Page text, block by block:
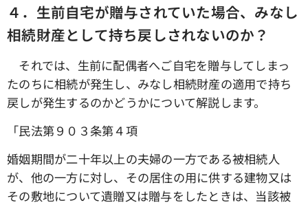
４．生前自宅が贈与されていた場合、みなし
相続財産として持ち戻しされないのか？
それでは、生前に配偶者へご自宅を贈与してしまっ
たのちに相続が発生し、みなし相続財産の適用で持ち
戻しが発生するのかどうかについて解説します。
「民法第９０３条第４項
婚姻期間が二十年以上の夫婦の一方である被相続人
が、他の一方に対し、その居住の用に供する建物又は
その敷地について遺贈又は贈与をしたときは、当該被